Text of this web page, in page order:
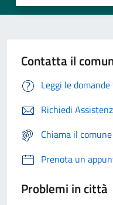
Contatta il
Leggi le
Richiedi
Chiama il
Prenota un
Problemi in città